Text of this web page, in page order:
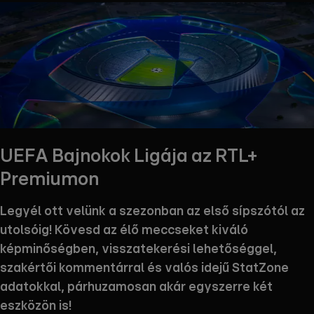
UEFA Bajnokok Ligája az RTL+
Premiumon
Legyél ott velünk a szezonban az első sípszótól az
utolsóig! Kövesd az élő meccseket kiváló
képminőségben, visszatekerési lehetőséggel,
szakértői kommentárral és valós idejű StatZone
adatokkal, párhuzamosan akár egyszerre két
eszközön is!